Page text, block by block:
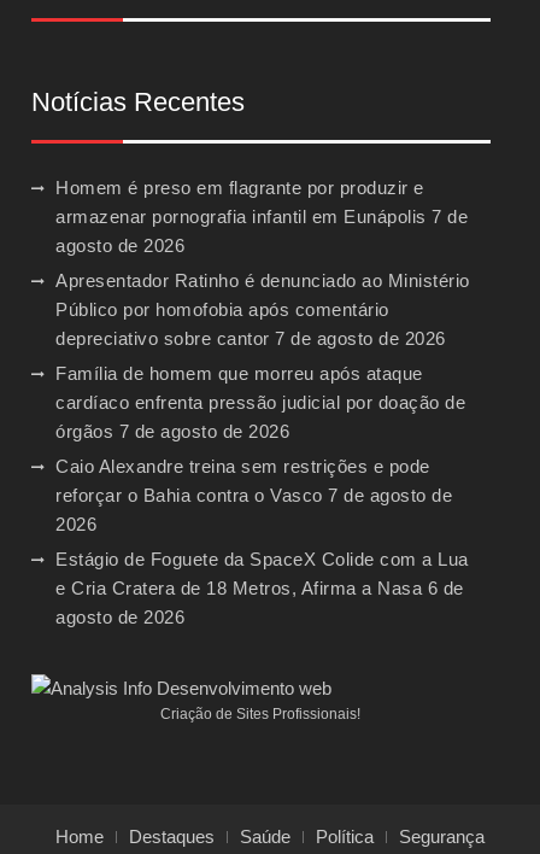
Notícias Recentes
Homem é preso em flagrante por produzir e
armazenar pornografia infantil em Eunápolis 7 de
agosto de 2026
Apresentador Ratinho é denunciado ao Ministério
Público por homofobia após comentário
depreciativo sobre cantor 7 de agosto de 2026
Família de homem que morreu após ataque
cardíaco enfrenta pressão judicial por doação de
órgãos 7 de agosto de 2026
Caio Alexandre treina sem restrições e pode
reforçar o Bahia contra o Vasco 7 de agosto de
2026
Estágio de Foguete da SpaceX Colide com a Lua
e Cria Cratera de 18 Metros, Afirma a Nasa 6 de
agosto de 2026
Criação de Sites Profissionais!
Home Destaques Saúde Política Segurança